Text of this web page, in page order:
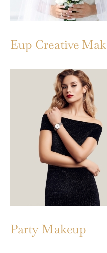
Eup Creative Mak
Party Makeup